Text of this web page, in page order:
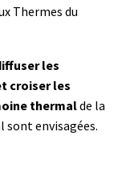
Thermes du
les
croiser les
thermalde la
sont envisagées.